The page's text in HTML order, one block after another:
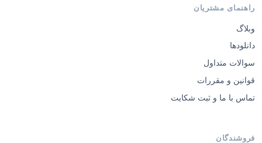
راهنمای مشتریان
وبلاگ
دانلودها
سوالات متداول
قوانین و مقررات
تماس با ما و ثبت شکایت
فروشندگان